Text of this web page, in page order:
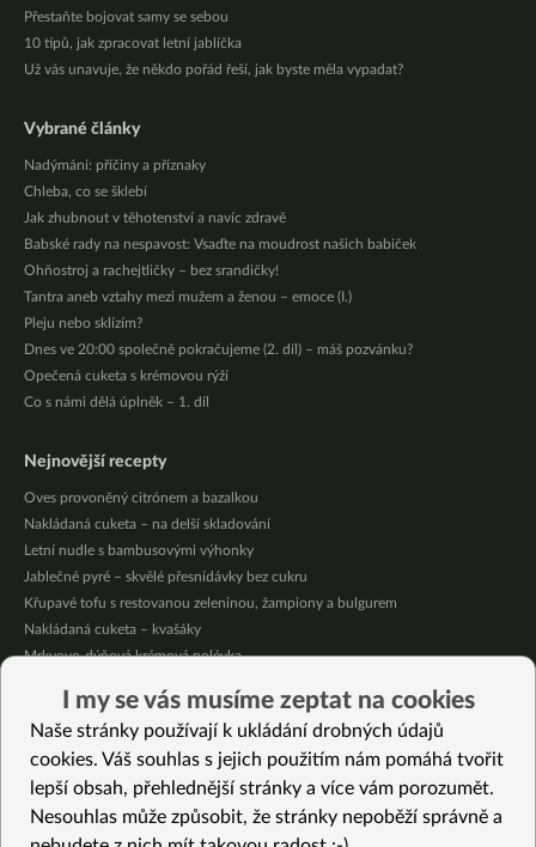
Přestaňte bojovat samy se sebou
10 tipů, jak zpracovat letní jablíčka
Už vás unavuje, že někdo pořád řeší, jak byste měla vypadat?
Vybrané články
Nadýmání: příčiny a příznaky
Chleba, co se šklebí
Jak zhubnout v těhotenství a navíc zdravě
Babské rady na nespavost: Vsaďte na moudrost našich babiček
Ohňostroj a rachejtličky – bez srandičky!
Tantra aneb vztahy mezi mužem a ženou – emoce (I.)
Pleju nebo sklízím?
Dnes ve 20:00 společně pokračujeme (2. díl) – máš pozvánku?
Opečená cuketa s krémovou rýží
Co s námi dělá úplněk – 1. díl
Nejnovější recepty
Oves provoněný citrónem a bazalkou
Nakládaná cuketa – na delší skladování
Letní nudle s bambusovými výhonky
Jablečné pyré – skvělé přesnídávky bez cukru
Křupavé tofu s restovanou zeleninou, žampiony a bulgurem
Nakládaná cuketa – kvašáky
Mrkvovo-dýňová krémová polévka
Osvěžující čaj s citronovými bylinkami
Nepečený jablečný dort s rybízem
Vybrané recepty
Nejluxusnější krémová polévka s fazolkami. I děti si přidávají
I my se vás musíme zeptat na cookies
Naše stránky používají k ukládání drobných údajů
cookies. Váš souhlas s jejich použitím nám pomáhá tvořit
lepší obsah, přehlednější stránky a více vám porozumět.
Nesouhlas může způsobit, že stránky nepoběží správně a